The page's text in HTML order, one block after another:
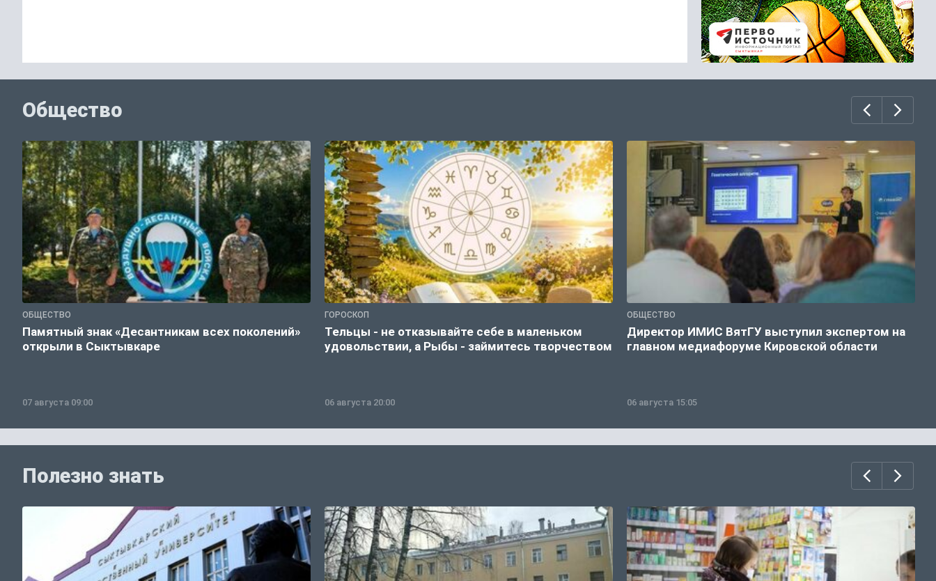
Общество
ОБЩЕСТВО
Памятный знак «Десантникам всех поколений»
открыли в Сыктывкаре
07 августа 09:00
ГОРОСКОП
Тельцы - не отказывайте себе в маленьком
удовольствии, а Рыбы - займитесь творчеством
06 августа 20:00
ОБЩЕСТВО
Директор ИМИС ВятГУ выступил экспертом на
главном медиафоруме Кировской области
06 августа 15:05
Полезно знать